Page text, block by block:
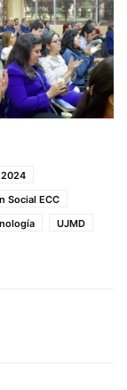
Social ECC
UJMD